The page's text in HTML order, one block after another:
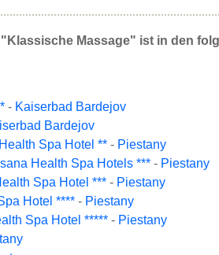
Massage" ist in den
- Kaiserbad Bardejov
Bardejov
Spa Hotel ** - Piestany
Health Spa Hotels *** - Piestany
Spa Hotel *** - Piestany
Hotel **** - Piestany
Spa Hotel ***** - Piestany